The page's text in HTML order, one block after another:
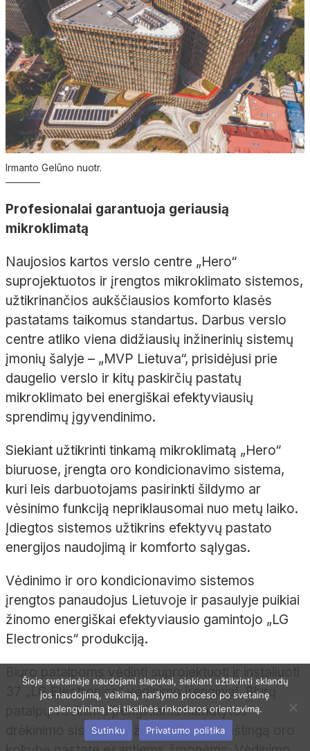
Irmanto Gelūno nuotr.
Profesionalai garantuoja geriausią
mikroklimatą
Naujosios kartos verslo centre „Hero“
suprojektuotos ir įrengtos mikroklimato sistemos,
užtikrinančios aukščiausios komforto klasės
pastatams taikomus standartus. Darbus verslo
centre atliko viena didžiausių inžinerinių sistemų
įmonių šalyje – „MVP Lietuva“, prisidėjusi prie
daugelio verslo ir kitų paskirčių pastatų
mikroklimato bei energiškai efektyviausių
sprendimų įgyvendinimo.
Siekiant užtikrinti tinkamą mikroklimatą „Hero“
biuruose, įrengta oro kondicionavimo sistema,
kuri leis darbuotojams pasirinkti šildymo ar
vėsinimo funkciją nepriklausomai nuo metų laiko.
Įdiegtos sistemos užtikrins efektyvų pastato
energijos naudojimą ir komforto sąlygas.
Vėdinimo ir oro kondicionavimo sistemos
įrengtos panaudojus Lietuvoje ir pasaulyje puikiai
žinomo energiškai efektyviausio gamintojo „LG
Electronics“ produkciją.
Biuro patalpoms vėdinti suprojektuoti ir instaliuoti
„LG Electronics“ vėdinimo įrenginiai. Biurų
patalpų vėdinimo įrenginiams numatytos
drėkinimo sistemos užtikrins nepriekaištingą oro
Šioje svetainėje naudojami slapukai, siekiant užtikrinti sklandų
jos naudojimą, veikimą, naršymo proceso po svetainę
palengvinimą bei tikslinės rinkodaros orientavimą.
Sutinku
Privatumo politika